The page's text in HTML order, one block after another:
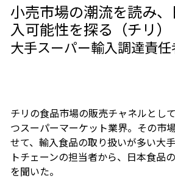
小売市場の潮流を読み
入可能性を探る（チリ）
大手スーパー輸入調達責任
チリの食品市場の販売チャネルとし
つスーパーマーケット業界。その市
せて、輸入食品の取り扱いが多い大
トチェーンの担当者から、日本食品
を聞いた。